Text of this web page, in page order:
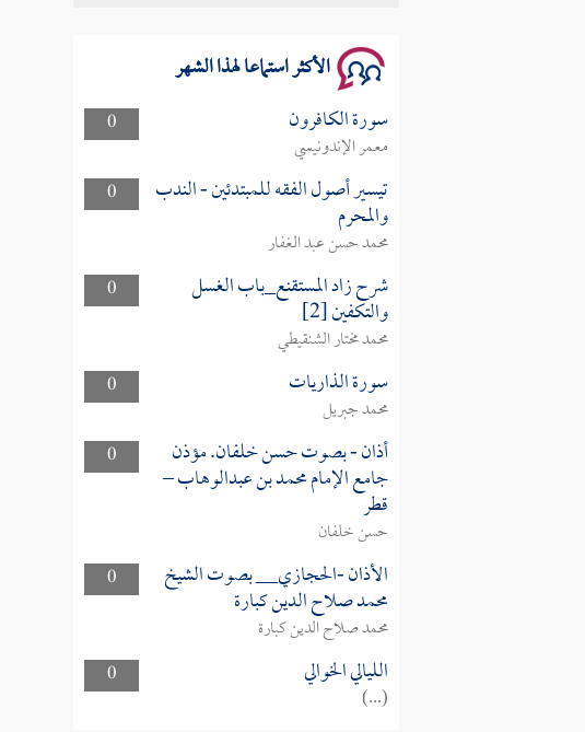
الأكثر استماعا لهذا الشهر
0 سورة الكافرون
معمر الإندونيسي
0
تيسير أصول الفقه للمبتدئين - الندب
والمحرم
محمد حسن عبد الغفار
0
شرح زاد المستقنع_باب الغسل
والتكفين [2]
محمد مختار الشنقيطي
0
سورة الذاريات
محمد جبريل
0
أذان - بصوت حسن خلفان. مؤذن
جامع الإمام محمد بن عبدالوهاب –
قطر
حسن خلفان
0
الأذان -الحجازي__ بصوت الشيخ
محمد صلاح الدين كبارة
محمد صلاح الدين كبارة
0
الليالي الخوالي
(...)